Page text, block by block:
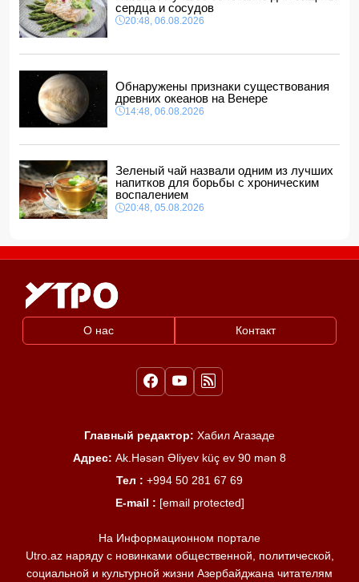
сердца и сосудов
20:48, 06.08.2026
Обнаружены признаки существования
древних океанов на Венере
14:48, 06.08.2026
Зеленый чай назвали одним из лучших
напитков для борьбы с хроническим
воспалением
20:48, 05.08.2026
О нас Контакт
Главный редактор: Хабил Агазаде
Адрес: Ak.Həsən Əliyev küç ev 90 mən 8
Тел : +994 50 281 67 69
E-mail : [email protected]
На Информационном портале
Utro.az наряду с новинками общественной, политической,
социальной и культурной жизни Азербайджана читателям